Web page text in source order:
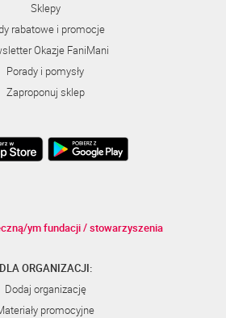
Sklepy
rabatowe i promocje
Okazje FaniMani
Porady i pomysły
Zaproponuj sklep
ym fundacji / stowarzyszenia
DLA ORGANIZACJI:
Dodaj organizację
promocyjne